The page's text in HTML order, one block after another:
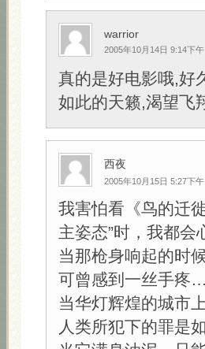
warrior
2005年10月14日 9:14下午
真的是好电影哦,好
如此的天籁,渴望飞
西夜
2005年10月15日 5:27下午
我害怕看《鸟的迁
主姿态”时，我都会
当那枪身响起的时
可曾感到一丝手疼…
当华灯辉煌的城市
人类所犯下的罪是